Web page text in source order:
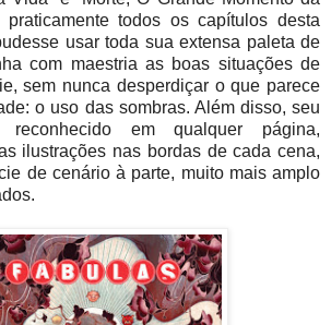
praticamente todos os capítulos desta
usar toda sua extensa paleta de
com maestria as boas situações de
sem nunca desperdiçar o que parece
o uso das sombras. Além disso, seu
em qualquer página,
ilustrações nas bordas de cada cena,
de cenário à parte, muito mais amplo